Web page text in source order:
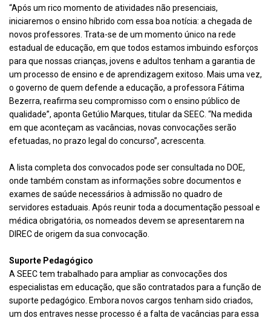
“Após um rico momento de atividades não presenciais,
iniciaremos o ensino híbrido com essa boa notícia: a chegada de
novos professores. Trata-se de um momento único na rede
estadual de educação, em que todos estamos imbuindo esforços
para que nossas crianças, jovens e adultos tenham a garantia de
um processo de ensino e de aprendizagem exitoso. Mais uma vez,
o governo de quem defende a educação, a professora Fátima
Bezerra, reafirma seu compromisso com o ensino público de
qualidade”, aponta Getúlio Marques, titular da SEEC. “Na medida
em que aconteçam as vacâncias, novas convocações serão
efetuadas, no prazo legal do concurso”, acrescenta.
A lista completa dos convocados pode ser consultada no DOE,
onde também constam as informações sobre documentos e
exames de saúde necessários à admissão no quadro de
servidores estaduais. Após reunir toda a documentação pessoal e
médica obrigatória, os nomeados devem se apresentarem na
DIREC de origem da sua convocação.
Suporte Pedagógico
A SEEC tem trabalhado para ampliar as convocações dos
especialistas em educação, que são contratados para a função de
suporte pedagógico. Embora novos cargos tenham sido criados,
um dos entraves nesse processo é a falta de vacâncias para essa